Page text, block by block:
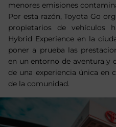
menores emisiones
Por esta razón, Toyota Go
propietarios de vehículos
Hybrid Experience en la
poner a prueba las
en un entorno de aventura y
de una experiencia única en
de la comunidad.